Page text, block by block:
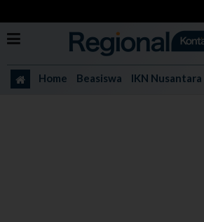
Home Beasiswa IKN Nusantara